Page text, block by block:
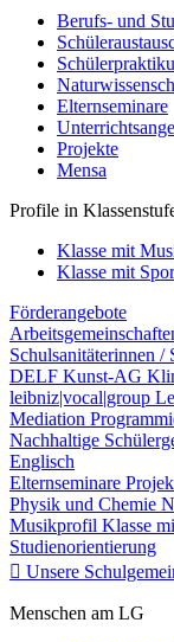
Berufs- und
Elternseminare
Projekte
Mensa
Profile in
Klasse mit
Klasse mit
Förderangebote
Schulsanitäterinnen /
DELF Kunst-AG
leibniz|vocal|group
Mediation
Nachhaltige
Englisch
Elternseminare
Physik und Chemie
Musikprofil Klasse
Studienorientierung
Unsere
Menschen am LG